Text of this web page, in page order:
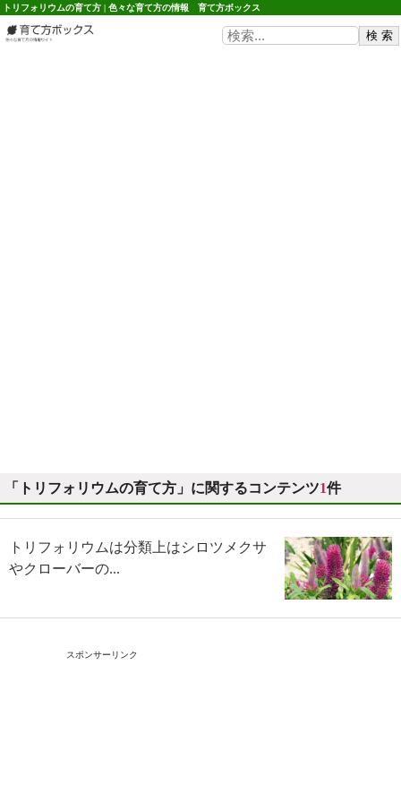
トリフォリウムの育て方 | 色々な育て方の情報 育て方ボックス
「トリフォリウムの育て方」に関するコンテンツ1件
トリフォリウムは分類上はシロツメクサ
やクローバーの...
スポンサーリンク